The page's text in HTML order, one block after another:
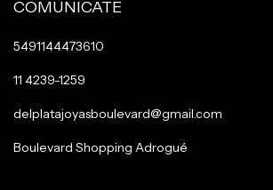
COMUNICATE
5491144473610
11 4239-1259
delplatajoyasboulevard@gmail.com
Boulevard Shopping Adrogué